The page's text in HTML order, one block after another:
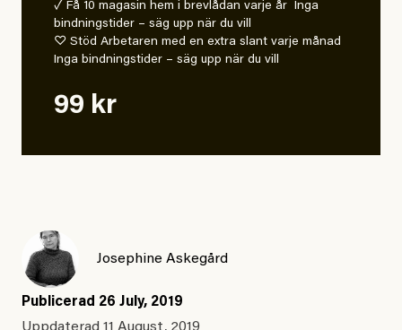
✓ Få 10 magasin hem i brevlådan varje år Inga
bindningstider – säg upp när du vill
♡ Stöd Arbetaren med en extra slant varje månad
Inga bindningstider – säg upp när du vill
99 kr
Josephine Askegård
Publicerad 26 July, 2019